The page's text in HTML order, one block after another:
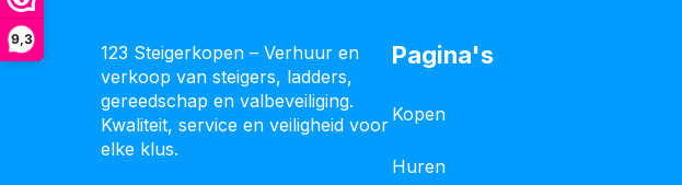
9,3
123 Steigerkopen – Verhuur en
verkoop van steigers, ladders,
gereedschap en valbeveiliging.
Kwaliteit, service en veiligheid voor
elke klus.
Pagina's
Kopen
Huren